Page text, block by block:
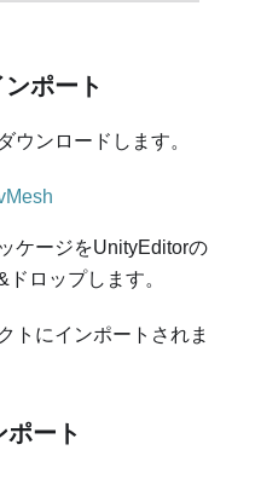
ポート
ウンロードします。
ケージをUnityEditorの
ロップします。
トにインポートされま
ート